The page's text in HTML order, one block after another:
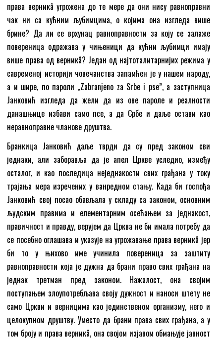
права верникâ угрожена до те мере да они нису равноправни
чак ни са кућним љубимцима, о којима она изгледа више
брине? Да ли се врхунац равноправности за коју се залаже
повереница одражава у чињеници да кућни љубимци имају
више права од верникâ? Један од најтоталитарнијих режима у
савременој историји човечанства запамћен је у нашем народу,
а и шире, по пароли ,,Zabranjeno za Srbe i pse”, а заступница
Јанковић изгледа да жели да из ове пароле и реалности
данашњице избави само псе, а да Србе и даље остави као
неравноправне чланове друштва.
Бранкица Јанковић даље тврди да су пред законом сви
једнаки, али заборавља да је апел Цркве уследио, између
осталог, и као последица неједнакости свих грађана у току
трајања мера изречених у ванредном стању. Kада би госпођа
Јанковић свој посао обављала у складу са законом, основним
људским правима и елементарним осећањем за једнакост,
правичност и правду, верујем да Црква не би имала потребу да
се посебно оглашава и указује на угрожавање права верникâ јер
би то у њихово име учинила повереница за заштиту
равноправности која је дужна да брани право свих грађана на
једнак третман пред законом. Нажалост, она својим
поступањем злоупотребљава своју дужност и наноси штету не
само Цркви и верницима као јединственом организму, него и
целокупном друштву. Уместо да брани права свих грађана, а у
том броју и права верникâ, она својом изјавом обмањује јавност